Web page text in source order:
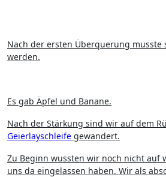
Nach der ersten Überquerung
werden.
Es gab Äpfel und Banane.
Nach der Stärkung sind wir auf dem
Geierlayschleife gewandert.
Zu Beginn wussten wir noch nicht auf
uns da eingelassen haben. Wir als